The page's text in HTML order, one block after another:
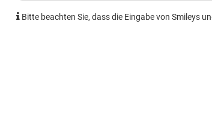
Bitte beachten Sie, dass die Eingabe von Smileys